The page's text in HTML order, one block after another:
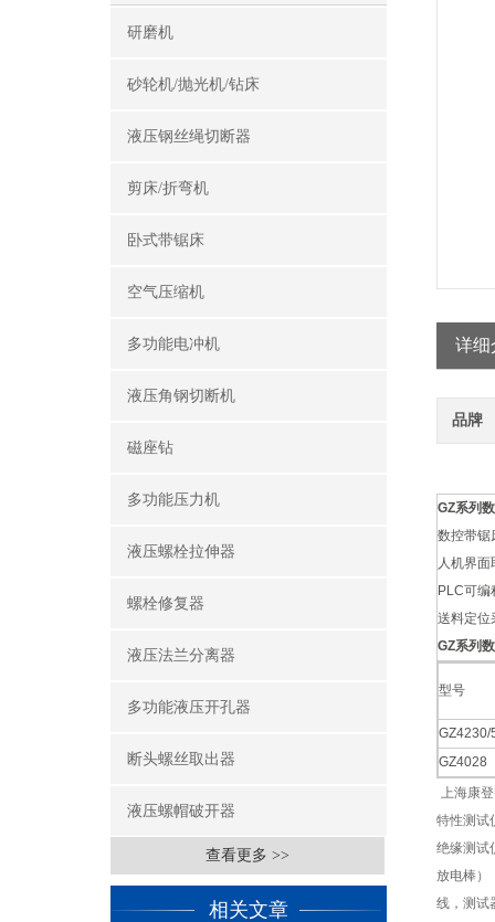
研磨机
砂轮机/抛光机/钻床
液压钢丝绳切断器
剪床/折弯机
卧式带锯床
空气压缩机
多功能电冲机
液压角钢切断机
磁座钻
多功能压力机
液压螺栓拉伸器
螺栓修复器
液压法兰分离器
多功能液压开孔器
断头螺丝取出器
液压螺帽破开器
查看更多 >>
相关文章
详细
品牌
GZ系列
数控带锯
人机界
PLC可
送料定位
GZ系列
型号
GZ4230/
GZ4028
上海康
特性测试
绝缘测试
放电棒）
线，测试